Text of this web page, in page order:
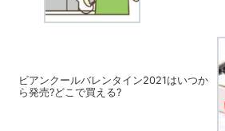
ビアンクールバレンタイン2021はいつか
ら発売?どこで買える?